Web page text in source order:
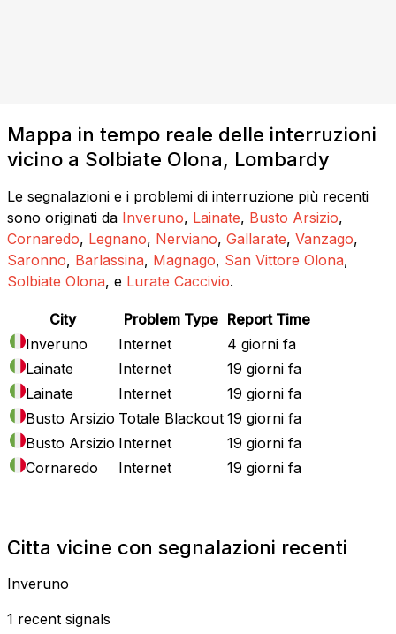
Mappa in tempo reale delle interruzioni
vicino a Solbiate Olona, Lombardy
Le segnalazioni e i problemi di interruzione più recenti
sono originati da Inveruno, Lainate, Busto Arsizio,
Cornaredo, Legnano, Nerviano, Gallarate, Vanzago,
Saronno, Barlassina, Magnago, San Vittore Olona,
Solbiate Olona, e Lurate Caccivio.
City Problem Type Report Time
Inveruno
Internet
4 giorni fa
Lainate
Internet
19 giorni fa
Lainate
Internet
19 giorni fa
Busto Arsizio Totale Blackout 19 giorni fa
Busto Arsizio Internet
19 giorni fa
Cornaredo
Internet 19 giorni fa
Citta vicine con segnalazioni recenti
Inveruno
1 recent signals